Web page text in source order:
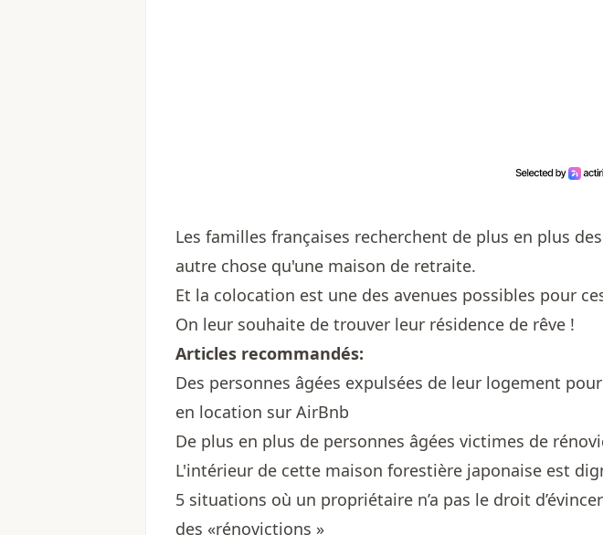
Les familles françaises recherchent de plus en plus
autre chose qu'une maison de retraite.
Et la colocation est une des avenues possibles pour
On leur souhaite de trouver leur résidence de rêve !
Articles recommandés:
Des personnes âgées expulsées de leur logement
en location sur AirBnb
De plus en plus de personnes âgées victimes de
L'intérieur de cette maison forestière japonaise est
5 situations où un propriétaire n’a pas le droit
des «rénovictions »